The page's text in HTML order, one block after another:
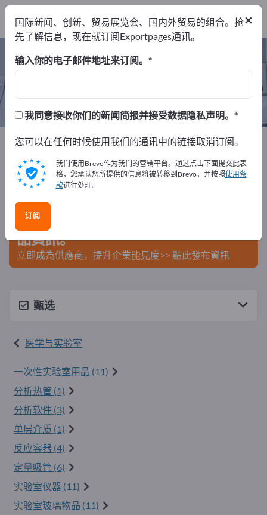
实验室需用品 – 查找制造商和供应商
41 40 1
制造商40
经销商1
Exportpages 医学与实验室 实验室需用品
在Exportpages免費刊登廣告！
在Exportpages上發布您的公司與產
品資訊。
立即成為供應商，提升企業能見度>> 點此發布資訊
甄选
医学与实验室
一次性实验室用品 (11)
分析热管 (1)
分析软件 (3)
单层介质 (1)
反应容器 (4)
定量吸管 (6)
实验室仪器 (11)
实验室玻璃物品 (11)
×
国际新闻、创新、贸易展览会、国内外贸易的组合。抢
先了解信息，现在就订阅Exportpages通讯。
输入你的电子邮件地址来订阅。
我同意接收你们的新闻简报并接受数据隐私声明。
您可以在任何时候使用我们的通讯中的链接取消订阅。
我们使用Brevo作为我们的营销平台。通过点击下面提交此表
格，您承认您所提供的信息将被转移到Brevo，并按照使用条
款进行处理。
订阅